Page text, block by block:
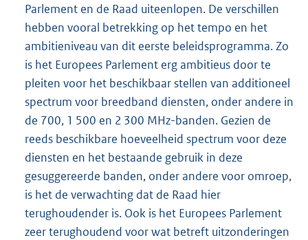
Parlement en de Raad uiteenlopen. De verschillen
hebben vooral betrekking op het tempo en het
ambitieniveau van dit eerste beleidsprogramma. Zo
is het Europees Parlement erg ambitieus door te
pleiten voor het beschikbaar stellen van additioneel
spectrum voor breedband diensten, onder andere in
de 700, 1 500 en 2 300 MHz-banden. Gezien de
reeds beschikbare hoeveelheid spectrum voor deze
diensten en het bestaande gebruik in deze
gesuggereerde banden, onder andere voor omroep,
is het de verwachting dat de Raad hier
terughoudender is. Ook is het Europees Parlement
zeer terughoudend voor wat betreft uitzonderingen